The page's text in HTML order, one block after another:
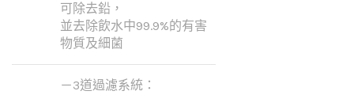
可除去鉛，
並去除飲水中99.9%的有害
物質及細菌
－3道過濾系統：